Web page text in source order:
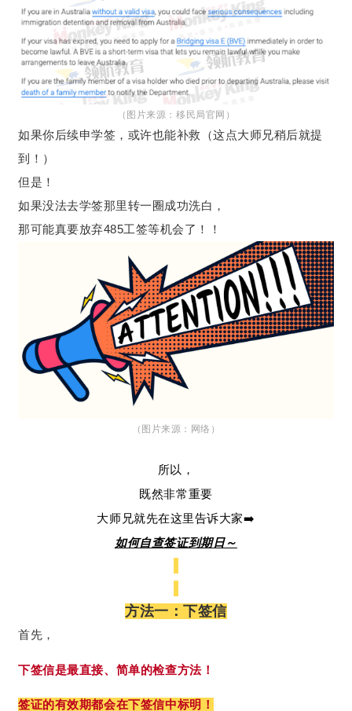
（图片来源：移民局官网）
如果你后续申学签，或许也能补救（这点大师兄稍后就提
到！）
但是！
如果没法去学签那里转一圈成功洗白，
那可能真要放弃485工签等机会了！！
（图片来源：网络）
所以，
既然非常重要
大师兄就先在这里告诉大家➡️
如何自查签证到期日～
方法一：下签信
首先，
下签信是最直接、简单的检查方法！
签证的有效期都会在下签信中标明！